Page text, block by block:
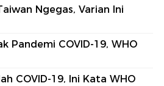
Ngegas, Varian Ini
Pandemi COVID-19, WHO
COVID-19, Ini Kata WHO